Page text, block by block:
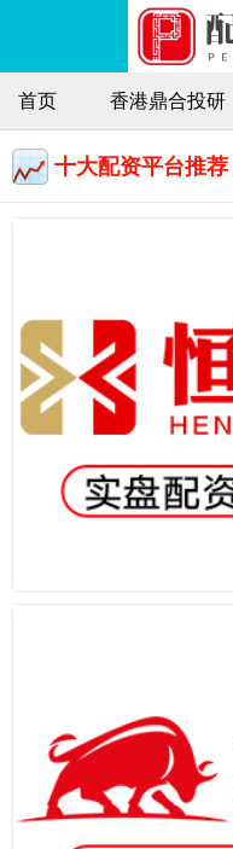
首页 香港鼎合投研
十大配资平台推荐